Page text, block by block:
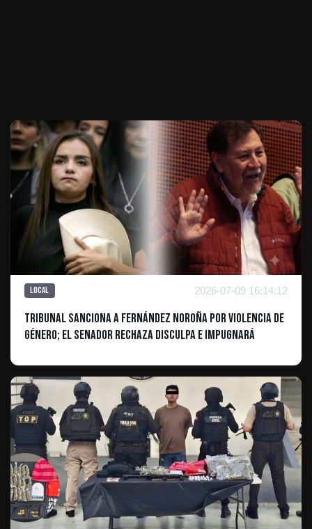
Local 2026-07-09 16:14:12
Tribunal sanciona a Fernández Noroña por violencia de
género; el senador rechaza disculpa e impugnará